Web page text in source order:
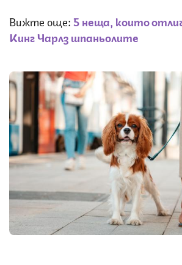
Вижте още:5 неща, които
Кинг Чарлз шпаньолите